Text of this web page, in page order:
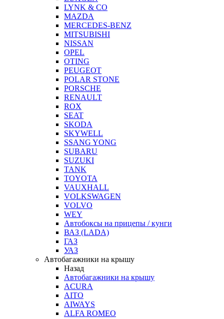
LYNK & CO
MAZDA
MERCEDES-BENZ
MITSUBISHI
NISSAN
OPEL
OTING
PEUGEOT
POLAR STONE
PORSCHE
RENAULT
ROX
SEAT
SKODA
SKYWELL
SSANG YONG
SUBARU
SUZUKI
TANK
TOYOTA
VAUXHALL
VOLKSWAGEN
VOLVO
WEY
Автобоксы на прицепы / кунги
ВАЗ (LADA)
ГАЗ
УАЗ
Автобагажники на крышу
Назад
Автобагажники на крышу
ACURA
AITO
AIWAYS
ALFA ROMEO